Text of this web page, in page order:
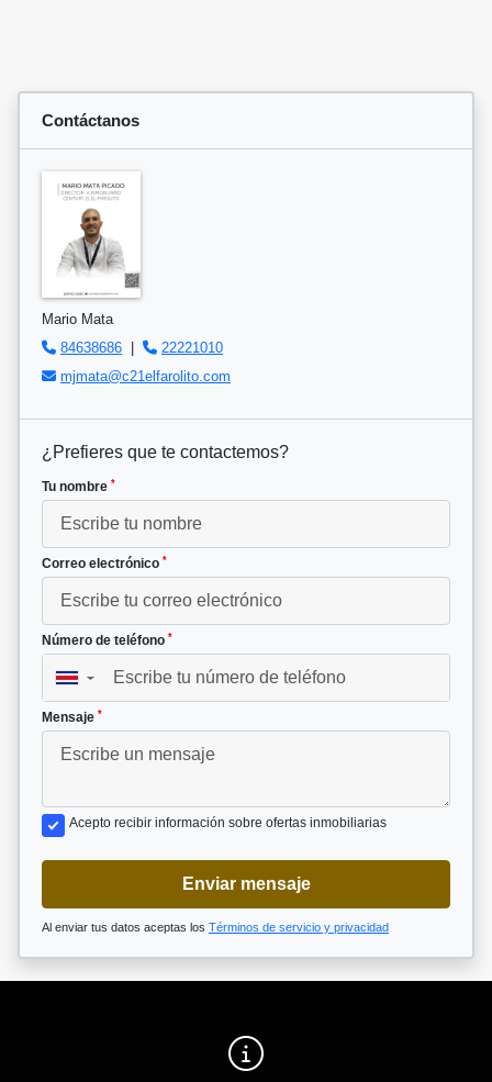
Contáctanos
Mario Mata
84638686
22221010
mjmata@c21elfarolito.com
¿Prefieres que te contactemos?
Tu nombre *
Correo electrónico *
Número de teléfono *
▼
Mensaje *
Acepto recibir información sobre ofertas inmobiliarias
Enviar mensaje
Al enviar tus datos aceptas los Términos de servicio y privacidad